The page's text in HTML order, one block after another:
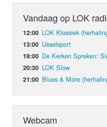
Vandaag op LOK
12:00 LOK Klassiek
13:00 IJsselsport
18:00 De Kerken Spreken:
20:30 LOK Slow
21:00 Blues & More
Webcam